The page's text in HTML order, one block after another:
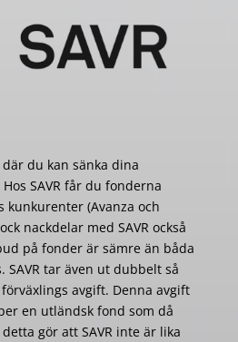
du kan sänka dina
SAVR får du fonderna
kunkurenter (Avanza och
nackdelar med SAVR också
på fonder är sämre än båda
SAVR tar även ut dubbelt så
avgift. Denna avgift
en utländsk fond som då
gör att SAVR inte är lika